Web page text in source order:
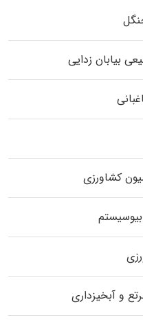
بیابان زدایی
کشاورزی
و آبخیزداری